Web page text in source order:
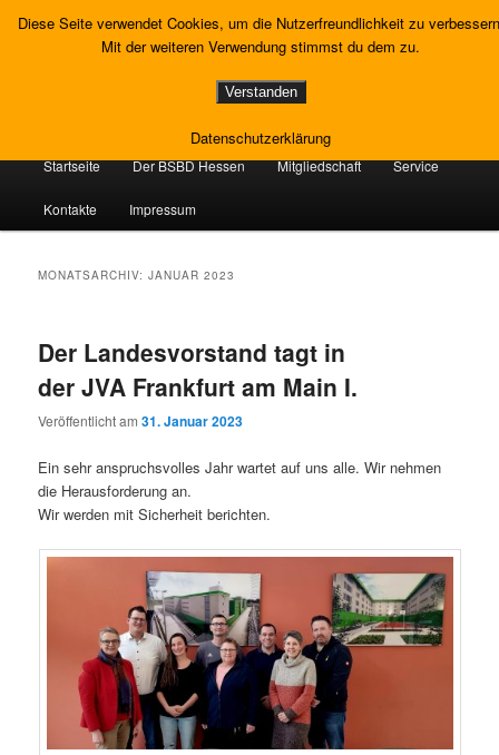
primären
sekundären
Landesverband Hessen
HauptmenüStartseite Der BSBD Hessen Mitgliedschaft Service
Kontakte Impressum
MONATSARCHIV:JANUAR 2023
Der Landesvorstand tagt in
der JVA Frankfurt am Main I.
Veröffentlicht am31. Januar 2023
Ein sehr anspruchsvolles Jahr wartet auf uns alle. Wir nehmen
die Herausforderung an.
Wir werden mit Sicherheit berichten.
Diese Seite verwendet Cookies, um die Nutzerfreundlichkeit zu
Mit der weiteren Verwendung stimmst du dem zu.
Verstanden
Datenschutzerklärung